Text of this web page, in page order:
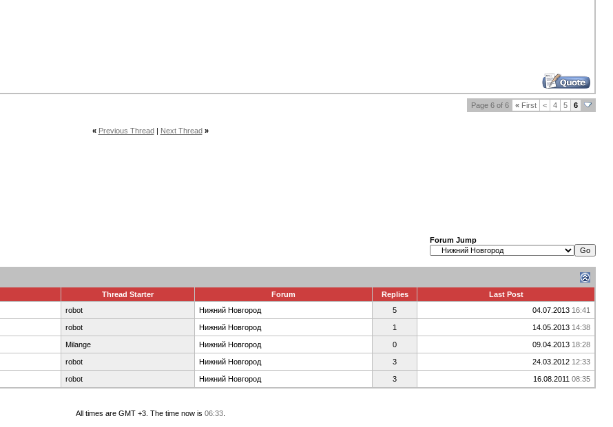
Page 6 of 6 « First < 4 5 6
« Previous Thread| Next Thread »
Forum Jump
Thread Starter Forum Replies
Last Post
robot Нижний Новгород 5 04.07.2013 16:41
robot Нижний Новгород 1 14.05.2013 14:38
Milange Нижний Новгород 0 09.04.2013 18:28
robot Нижний Новгород 3 24.03.2012 12:33
robot Нижний Новгород 3 16.08.2011 08:35
All times are GMT +3. The time now is 06:33.